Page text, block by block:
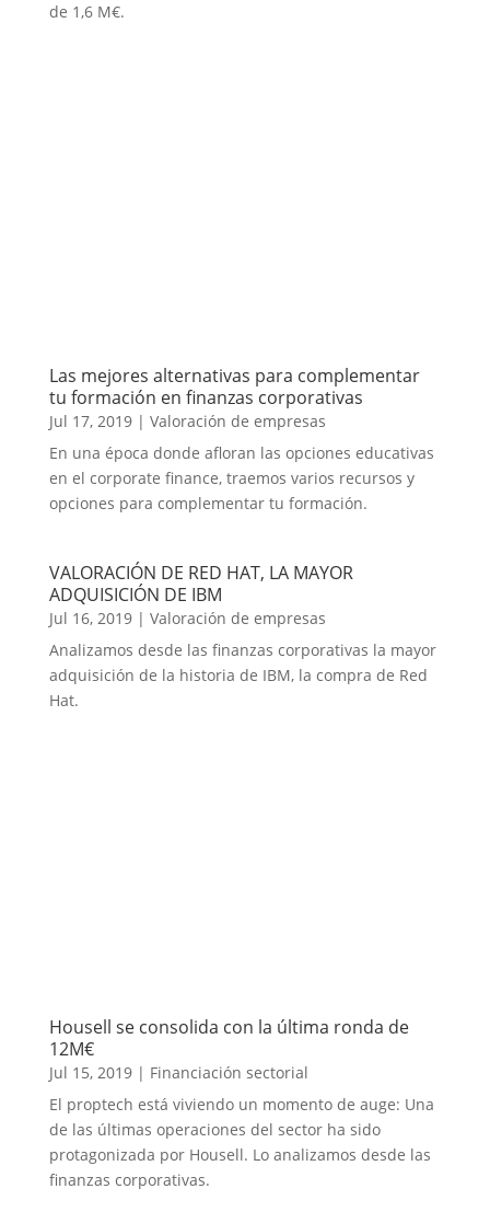
de 1,6 M€.
Las mejores alternativas para complementar
tu formación en finanzas corporativas
Jul 17, 2019| Valoración de empresas
En una época donde afloran las opciones educativas
en el corporate finance, traemos varios recursos y
opciones para complementar tu formación.
VALORACIÓN DE RED HAT, LA MAYOR
ADQUISICIÓN DE IBM
Jul 16, 2019| Valoración de empresas
Analizamos desde las finanzas corporativas la mayor
adquisición de la historia de IBM, la compra de Red
Hat.
Housell se consolida con la última ronda de
12M€
Jul 15, 2019| Financiación sectorial
El proptech está viviendo un momento de auge: Una
de las últimas operaciones del sector ha sido
protagonizada por Housell. Lo analizamos desde las
finanzas corporativas.